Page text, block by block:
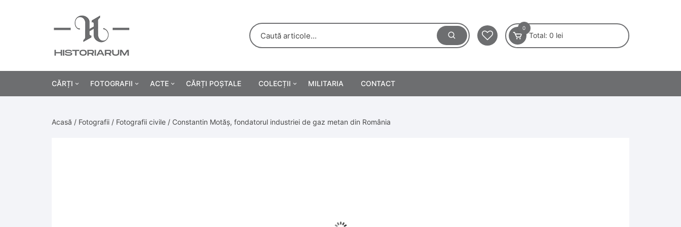
0
Total: 0 lei
CĂRȚI FOTOGRAFII ACTE CĂRȚI POȘTALE COLECȚII MILITARIA CONTACT
Acasă / Fotografii / Fotografii civile / Constantin Motăș, fondatorul industriei de gaz metan din România